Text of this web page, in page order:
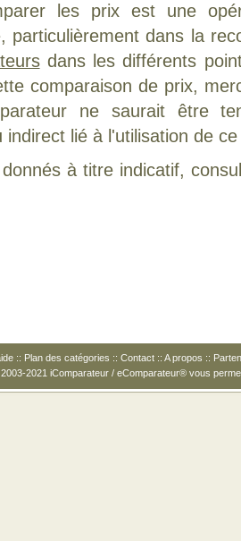
les prix est une
particulièrement dans la
dans les différents
comparaison de prix,
ne saurait être
indirect lié à l'utilisation de
à titre indicatif,
:: Plan des catégories :: Contact :: A propos ::
2021 iComparateur / eComparateur® vous